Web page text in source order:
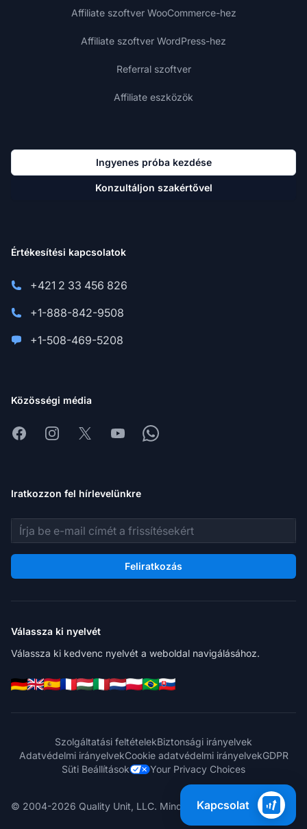
Affiliate szoftver WooCommerce-hez
Affiliate szoftver WordPress-hez
Referral szoftver
Affiliate eszközök
Ingyenes próba kezdése
Konzultáljon szakértővel
Értékesítési kapcsolatok
+421 2 33 456 826
+1-888-842-9508
+1-508-469-5208
Közösségi média
FacebookInstagram
X YoutubeWhatsapp
Iratkozzon fel hírlevelünkre
E-mail cím
Feliratkozás
Válassza ki nyelvét
Válassza ki kedvenc nyelvét a weboldal navigálásához.
Szolgáltatási feltételekBiztonsági irányelvek
Adatvédelmi irányelvekCookie adatvédelmi irányelvekGDPR
Süti Beállítások
Your Privacy Choices
© 2004-2026 Quality Unit, LLC. Minden jog fenntartva.
Kapcsolat